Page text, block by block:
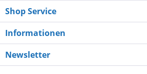
Shop Service
Informationen
Newsletter